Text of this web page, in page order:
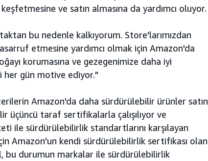
ve satın almasına da yardımcı oluyor.
bu nedenle kalkıyorum. Store'larımızdan
etmesine yardımcı olmak için Amazon'da
korumasına ve gezegenimize daha iyi
her gün motive ediyor."
Amazon'da daha sürdürülebilir ürünler satın
üçüncü taraf sertifikalarla çalışılıyor ve
ile sürdürülebilirlik standartlarını karşılayan
Amazon'un kendi sürdürülebilirlik sertifikası olan
bu durumun markalar ile sürdürülebilirlik